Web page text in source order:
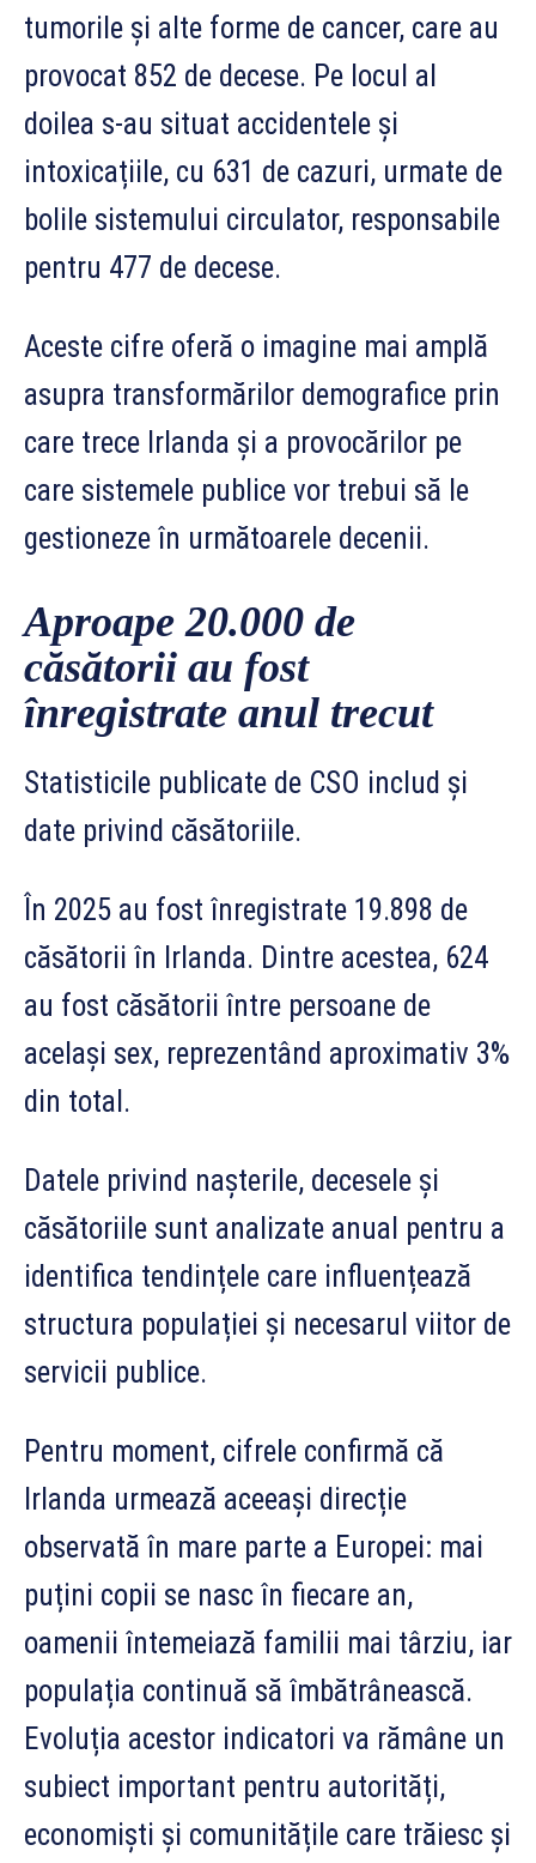
tumorile și alte forme de cancer, care au
provocat 852 de decese. Pe locul al
doilea s-au situat accidentele și
intoxicațiile, cu 631 de cazuri, urmate de
bolile sistemului circulator, responsabile
pentru 477 de decese.
Aceste cifre oferă o imagine mai amplă
asupra transformărilor demografice prin
care trece Irlanda și a provocărilor pe
care sistemele publice vor trebui să le
gestioneze în următoarele decenii.
Aproape 20.000 de
căsătorii au fost
înregistrate anul trecut
Statisticile publicate de CSO includ și
date privind căsătoriile.
În 2025 au fost înregistrate 19.898 de
căsătorii în Irlanda. Dintre acestea, 624
au fost căsătorii între persoane de
același sex, reprezentând aproximativ 3%
din total.
Datele privind nașterile, decesele și
căsătoriile sunt analizate anual pentru a
identifica tendințele care influențează
structura populației și necesarul viitor de
servicii publice.
Pentru moment, cifrele confirmă că
Irlanda urmează aceeași direcție
observată în mare parte a Europei: mai
puțini copii se nasc în fiecare an,
oamenii întemeiază familii mai târziu, iar
populația continuă să îmbătrânească.
Evoluția acestor indicatori va rămâne un
subiect important pentru autorități,
economiști și comunitățile care trăiesc și